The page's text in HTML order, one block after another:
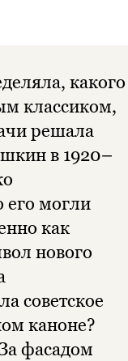
какого
классиком,
решала
в 1920–
его могли
как
нового
советское
каноне?
фасадом